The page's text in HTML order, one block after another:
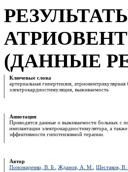
(ДАННЫЕ
Ключевые слова
артериальная гипертензия,
электрокардиостимуляция, выживаемость
Аннотация
Приводятся данные о выживаемости больных с
имплантации электрокардиостимулятора, а
эффективности гипотензивной терапии.
Автор
Пономаренко, В. Б.
Жданов, А. М. Шестаков, В.